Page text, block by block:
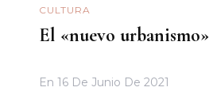
CULTURA
El «nuevo urbanismo»
En 16 De Junio De 2021